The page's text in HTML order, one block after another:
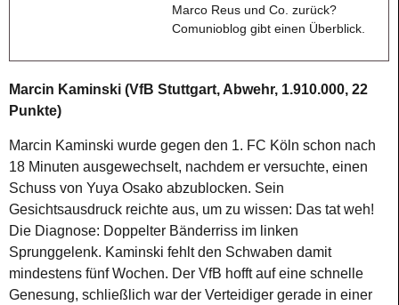
Marco Reus und Co. zurück?
Comunioblog gibt einen Überblick.
Marcin Kaminski (VfB Stuttgart, Abwehr, 1.910.000, 22
Punkte)
Marcin Kaminski wurde gegen den 1. FC Köln schon nach
18 Minuten ausgewechselt, nachdem er versuchte, einen
Schuss von Yuya Osako abzublocken. Sein
Gesichtsausdruck reichte aus, um zu wissen: Das tat weh!
Die Diagnose: Doppelter Bänderriss im linken
Sprunggelenk. Kaminski fehlt den Schwaben damit
mindestens fünf Wochen. Der VfB hofft auf eine schnelle
Genesung, schließlich war der Verteidiger gerade in einer